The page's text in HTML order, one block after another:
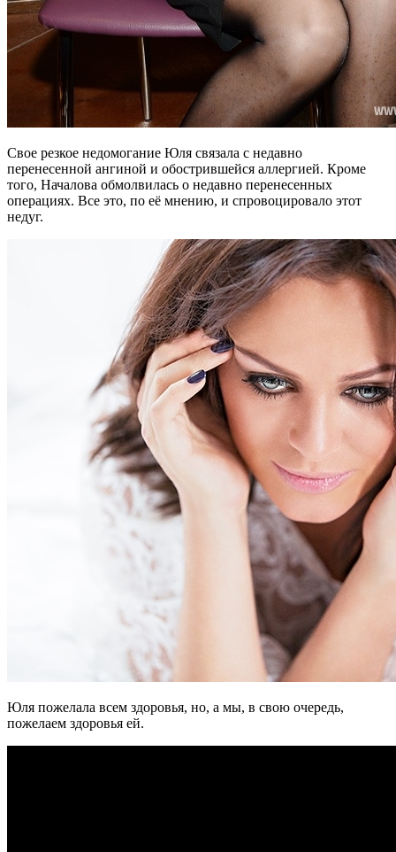
Свое резкое недомогание Юля связала с недавно
перенесенной ангиной и обострившейся аллергией. Кроме
того, Началова обмолвилась о недавно перенесенных
операциях. Все это, по её мнению, и спровоцировало этот
недуг.
Юля пожелала всем здоровья, но, а мы, в свою очередь,
пожелаем здоровья ей.